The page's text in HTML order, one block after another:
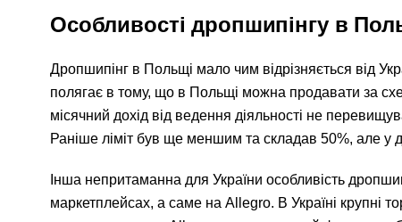
Особливості дропшипінгу в
Дропшипінг в Польщі мало чим відрізняється від
полягає в тому, що в Польщі можна продавати за
місячний дохід від ведення діяльності не
Раніше ліміт був ще меншим та складав 50%, але у
Інша непритаманна для України особливість
маркетплейсах, а саме на Allegro. В Україні крупні